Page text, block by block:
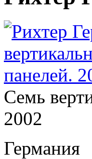
Семь
2002
Германия